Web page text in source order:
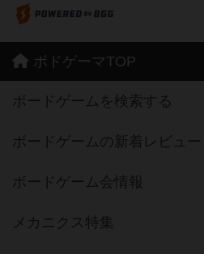
ボドゲーマTOP
ボードゲームを検索する
ボードゲームの新着レビュー
ボードゲーム会情報
メカニクス特集